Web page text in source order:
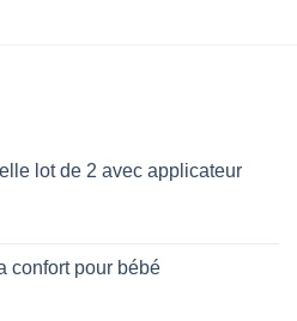
lot de 2 avec applicateur
:
confort pour bébé